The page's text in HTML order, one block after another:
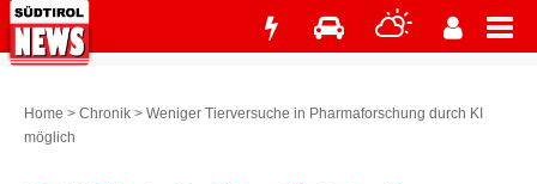
Home > Chronik > Weniger Tierversuche in Pharmaforschung durch KI
möglich